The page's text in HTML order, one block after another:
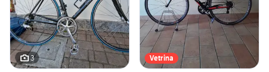
3 Vetrina